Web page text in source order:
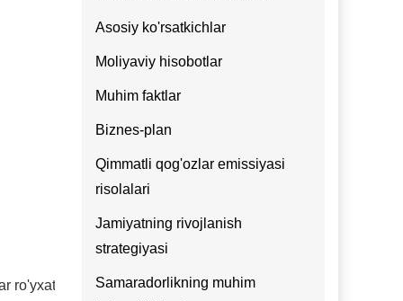
ro'yxatidagi o'zgarishlar
Asosiy ko'rsatkichlar
Moliyaviy hisobotlar
Muhim faktlar
Biznes-plan
Qimmatli qog'ozlar emissiyasi
risolalari
Jamiyatning rivojlanish
strategiyasi
Samaradorlikning muhim